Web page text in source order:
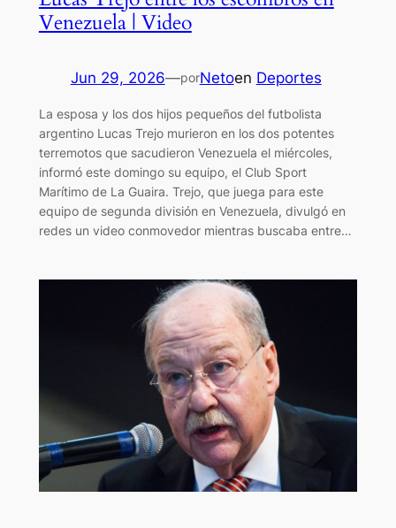
Venezuela | Video
Jun 29, 2026—porNetoen Deportes
La esposa y los dos hijos pequeños del futbolista
argentino Lucas Trejo murieron en los dos potentes
terremotos que sacudieron Venezuela el miércoles,
informó este domingo su equipo, el Club Sport
Marítimo de La Guaira. Trejo, que juega para este
equipo de segunda división en Venezuela, divulgó en
redes un video conmovedor mientras buscaba entre…